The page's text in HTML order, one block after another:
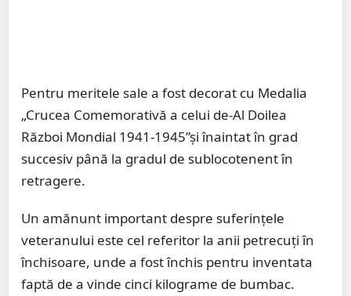
Pentru meritele sale a fost decorat cu Medalia
„Crucea Comemorativă a celui de-Al Doilea
Război Mondial 1941-1945”şi înaintat în grad
succesiv până la gradul de sublocotenent în
retragere.
Un amănunt important despre suferințele
veteranului este cel referitor la anii petrecuți în
închisoare, unde a fost închis pentru inventata
faptă de a vinde cinci kilograme de bumbac.